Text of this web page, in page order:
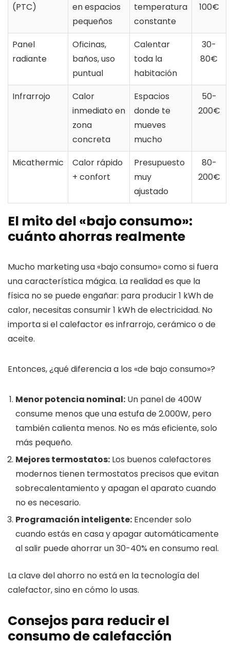
(PTC)
en espacios
pequeños
temperatura
constante
100€
Panel
radiante
Oficinas,
baños, uso
puntual
Calentar
toda la
habitación
30-
80€
Infrarrojo
Calor
inmediato en
zona
concreta
Espacios
donde te
mueves
mucho
50-
200€
Micathermic
Calor rápido
+ confort
Presupuesto
muy
ajustado
80-
200€
El mito del «bajo consumo»:
cuánto ahorras realmente
Mucho marketing usa «bajo consumo» como si fuera
una característica mágica. La realidad es que la
física no se puede engañar: para producir 1 kWh de
calor, necesitas consumir 1 kWh de electricidad. No
importa si el calefactor es infrarrojo, cerámico o de
aceite.
Entonces, ¿qué diferencia a los «de bajo consumo»?
Menor potencia nominal: Un panel de 400W
consume menos que una estufa de 2.000W, pero
también calienta menos. No es más eficiente, solo
más pequeño.
Mejores termostatos: Los buenos calefactores
modernos tienen termostatos precisos que evitan
sobrecalentamiento y apagan el aparato cuando
no es necesario.
Programación inteligente: Encender solo
cuando estás en casa y apagar automáticamente
al salir puede ahorrar un 30-40% en consumo real.
La clave del ahorro no está en la tecnología del
calefactor, sino en cómo lo usas.
Consejos para reducir el
consumo de calefacción